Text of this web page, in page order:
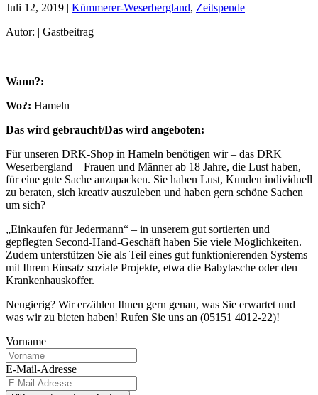
Juli 12, 2019 | Kümmerer-Weserbergland, Zeitspende
Autor: | Gastbeitrag
Wann?:
Wo?: Hameln
Das wird gebraucht/Das wird angeboten:
Für unseren DRK-Shop in Hameln benötigen wir – das DRK
Weserbergland – Frauen und Männer ab 18 Jahre, die Lust haben,
für eine gute Sache anzupacken. Sie haben Lust, Kunden individuell
zu beraten, sich kreativ auszuleben und haben gern schöne Sachen
um sich?
„Einkaufen für Jedermann“ – in unserem gut sortierten und
gepflegten Second-Hand-Geschäft haben Sie viele Möglichkeiten.
Zudem unterstützen Sie als Teil eines gut funktionierenden Systems
mit Ihrem Einsatz soziale Projekte, etwa die Babytasche oder den
Krankenhauskoffer.
Neugierig? Wir erzählen Ihnen gern genau, was Sie erwartet und
was wir zu bieten haben! Rufen Sie uns an (05151 4012-22)!
Vorname
E-Mail-Adresse